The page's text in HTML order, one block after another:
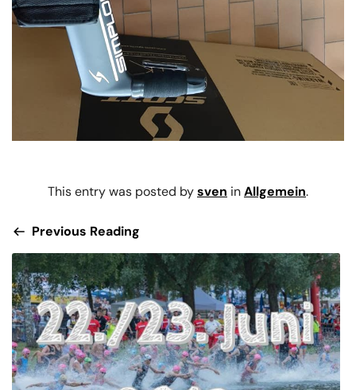
This entry was posted bysven inAllgemein.
Previous Reading